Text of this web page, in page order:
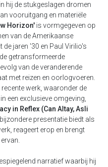
hij de stukgeslagen dromen
vooruitgang en materiële
Horizon' is vormgegeven op
van de Amerikaanse
jaren '30 en Paul Virilio's
getransformeerde
van de veranderende
met reizen en oorlogvoeren.
werk, waaronder de
een exclusieve omgeving,
in Reflex (Can Altay, Asli
bijzondere presentatie biedt als
reageert erop en brengt
narratief waarbij hij